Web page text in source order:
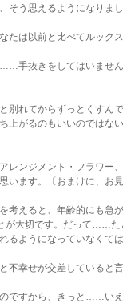
う思えるようになりまし
たは以前と比べてルック
手抜きをしてはいませ
れてからずっとくすん
上がるのもいいのでは
レンジメント・フラワー
います。〔おまけに、お
考えると、年齢的にも急
が大切です。だって……
るようになっていなくて
幸せが交差していると言
ですから、きっと……いえ